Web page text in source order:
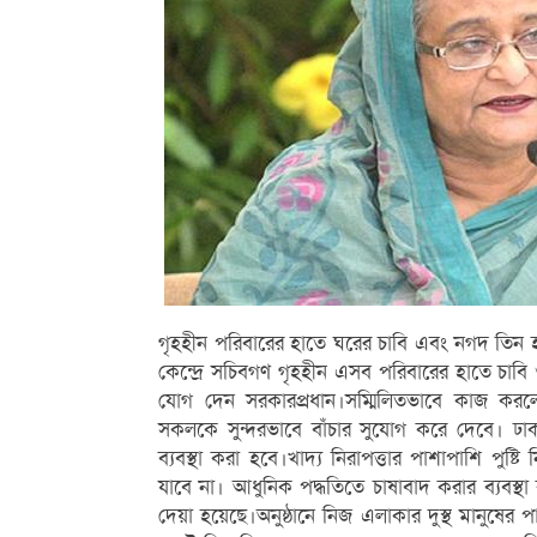
গৃহহীন পরিবারের হাতে ঘরের চাবি এবং নগদ তিন
কেন্দ্রে সচিবগণ গৃহহীন এসব পরিবারের হাতে
যোগ দেন সরকারপ্রধান।সম্মিলিতভাবে কাজ
সকলকে সুন্দরভাবে বাঁচার সুযোগ করে দেবে।
ব্যবস্থা করা হবে।খাদ্য নিরাপত্তার পাশাপাশি
যাবে না। আধুনিক পদ্ধতিতে চাষাবাদ করার
দেয়া হয়েছে।অনুষ্ঠানে নিজ এলাকার দুস্থ মানুষের